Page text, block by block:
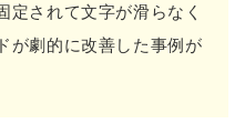
定されて文字が滑らなく
が劇的に改善した事例が